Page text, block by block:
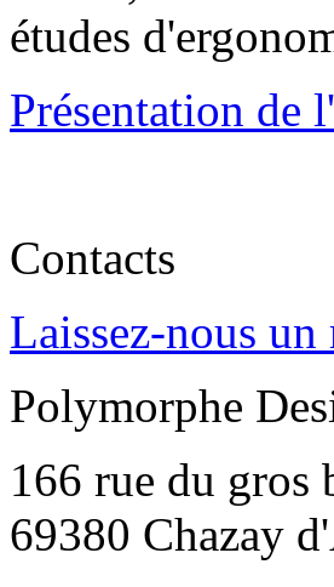
études
Présentation de
Contacts
Laissez-nous un
Polymorphe
166 rue du gros
69380 Chazay